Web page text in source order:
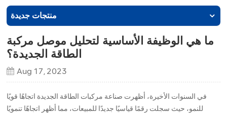
منتجات جديدة
ما هي الوظيفة الأساسية لتحليل موصل مركبة
الطاقة الجديدة؟
Aug 17, 2023
في السنوات الأخيرة، أظهرت صناعة مركبات الطاقة الجديدة اتجاهًا قويًا
للنمو، حيث سجلت رقمًا قياسيًا جديدًا للمبيعات، مما أظهر اتجاهًا تنمويًا